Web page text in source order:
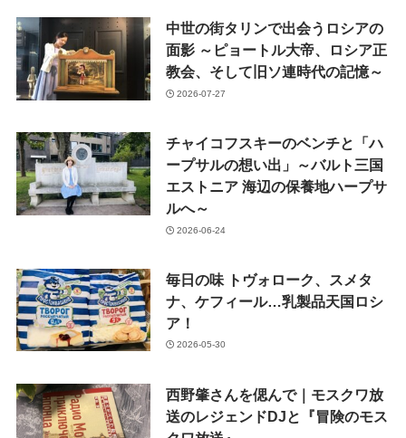
中世の街タリンで出会うロシアの
面影 ～ピョートル大帝、ロシア正
教会、そして旧ソ連時代の記憶～
2026-07-27
チャイコフスキーのベンチと「ハ
ープサルの想い出」～バルト三国
エストニア 海辺の保養地ハープサ
ルへ～
2026-06-24
毎日の味 トヴォローク、スメタ
ナ、ケフィール…乳製品天国ロシ
ア！
2026-05-30
西野肇さんを偲んで｜モスクワ放
送のレジェンドDJと『冒険のモス